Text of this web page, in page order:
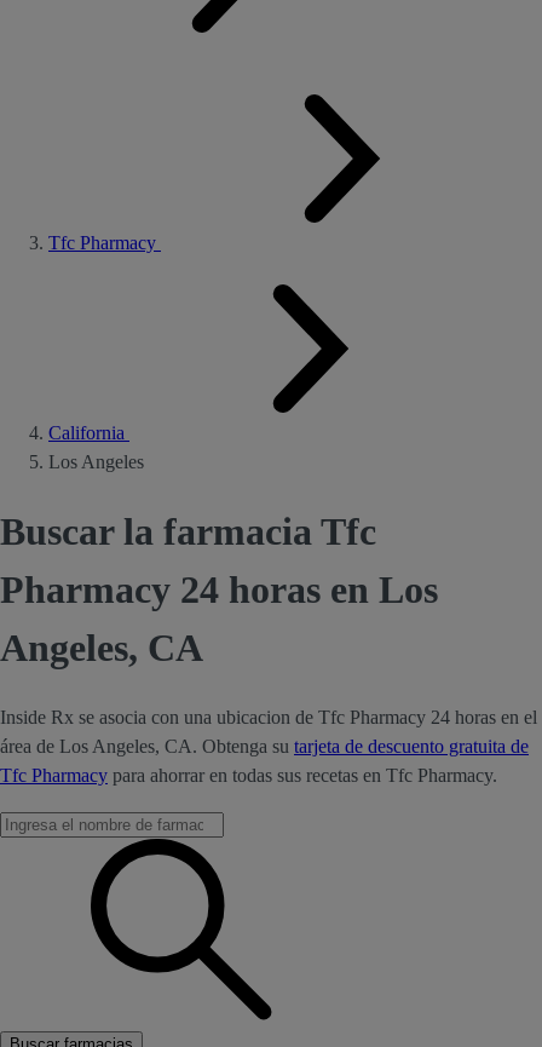
Tfc Pharmacy
California
Los Angeles
Buscar la farmacia Tfc
Pharmacy 24 horas en Los
Angeles, CA
Inside Rx se asocia con una ubicacion de Tfc Pharmacy 24 horas en el
área de Los Angeles, CA. Obtenga su tarjeta de descuento gratuita de
Tfc Pharmacy para ahorrar en todas sus recetas en Tfc Pharmacy.